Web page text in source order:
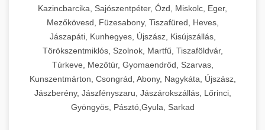
Kazincbarcika, Sajószentpéter, Ózd, Miskolc, Eger,
Mezőkövesd, Füzesabony, Tiszafüred, Heves,
Jászapáti, Kunhegyes, Újszász, Kisújszállás,
Törökszentmiklós, Szolnok, Martfű, Tiszaföldvár,
Túrkeve, Mezőtúr, Gyomaendrőd, Szarvas,
Kunszentmárton, Csongrád, Abony, Nagykáta, Újszász,
Jászberény, Jászfényszaru, Jászárokszállás, Lőrinci,
Gyöngyös, Pásztó,Gyula, Sarkad